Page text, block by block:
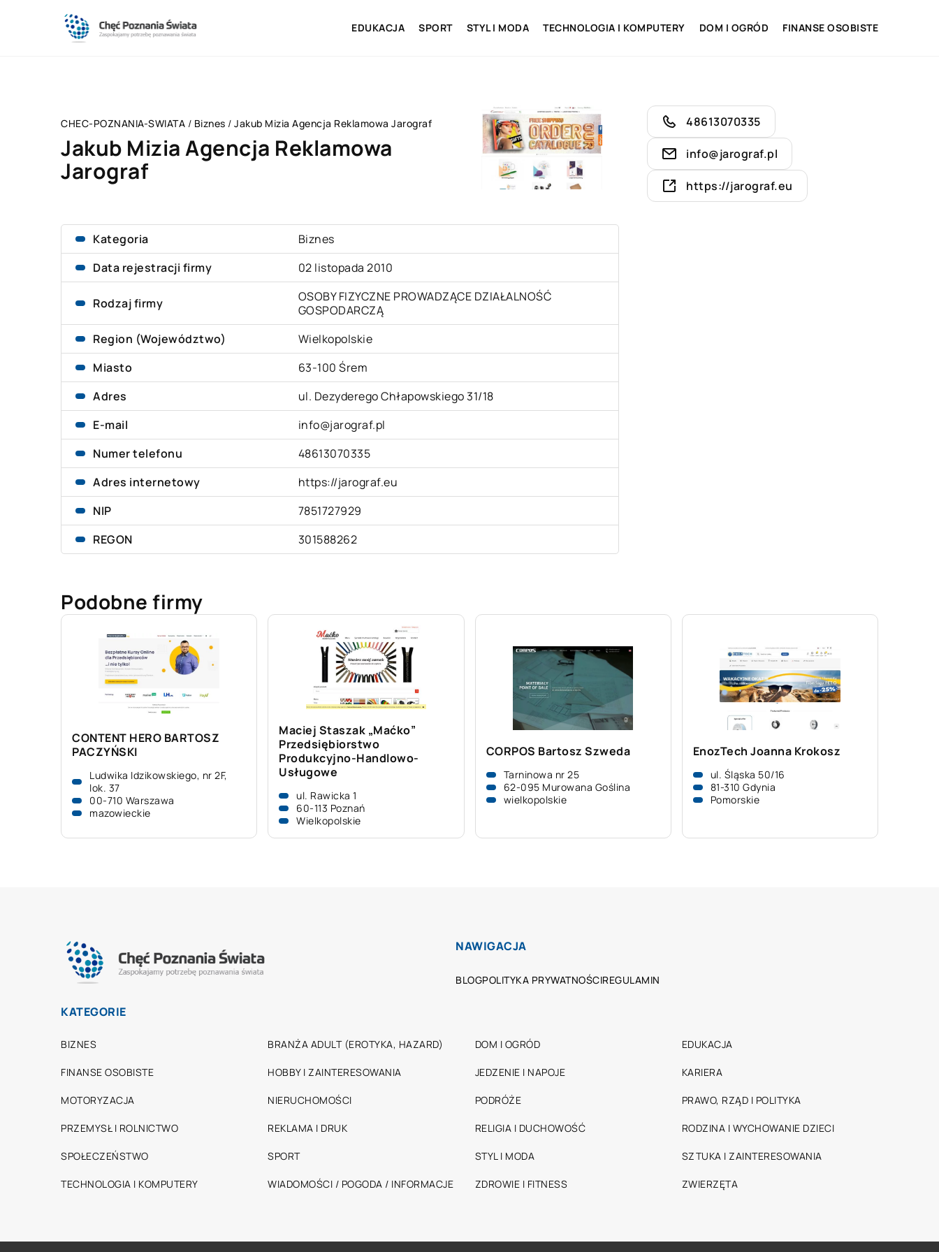
EDUKACJA SPORT STYL I MODA TECHNOLOGIA I KOMPUTERY DOM I OGRÓD FINANSE OSOBISTE
CHEC-POZNANIA-SWIATA / Biznes / Jakub Mizia Agencja Reklamowa Jarograf
Jakub Mizia Agencja Reklamowa
Jarograf
Kategoria
Biznes
Data rejestracji firmy
02 listopada 2010
Rodzaj firmy
OSOBY FIZYCZNE PROWADZĄCE DZIAŁALNOŚĆ
GOSPODARCZĄ
Region (Województwo)
Wielkopolskie
Miasto
63-100 Śrem
Adres
ul. Dezyderego Chłapowskiego 31/18
E-mail
info@jarograf.pl
Numer telefonu
48613070335
Adres internetowy
https://jarograf.eu
NIP
7851727929
REGON
301588262
48613070335
info@jarograf.pl
https://jarograf.eu
Podobne firmy
CONTENT HERO BARTOSZ
PACZYŃSKI
Ludwika Idzikowskiego, nr 2F,
lok. 37
00-710 Warszawa
mazowieckie
Maciej Staszak „Maćko”
Przedsiębiorstwo
Produkcyjno-Handlowo-
Usługowe
ul. Rawicka 1
60-113 Poznań
Wielkopolskie
CORPOS Bartosz Szweda
Tarninowa nr 25
62-095 Murowana Goślina
wielkopolskie
EnozTech Joanna Krokosz
ul. Śląska 50/16
81-310 Gdynia
Pomorskie
NAWIGACJA
BLOGPOLITYKA PRYWATNOŚCIREGULAMIN
KATEGORIE
BIZNES BRANŻA ADULT (EROTYKA, HAZARD) DOM I OGRÓD EDUKACJA
FINANSE OSOBISTE HOBBY I ZAINTERESOWANIA JEDZENIE I NAPOJE KARIERA
MOTORYZACJA NIERUCHOMOŚCI PODRÓŻE PRAWO, RZĄD I POLITYKA
PRZEMYSŁ I ROLNICTWO REKLAMA I DRUK RELIGIA I DUCHOWOŚĆ RODZINA I WYCHOWANIE DZIECI
SPOŁECZEŃSTWO SPORT STYL I MODA SZTUKA I ZAINTERESOWANIA
TECHNOLOGIA I KOMPUTERY WIADOMOŚCI / POGODA / INFORMACJE ZDROWIE I FITNESS ZWIERZĘTA